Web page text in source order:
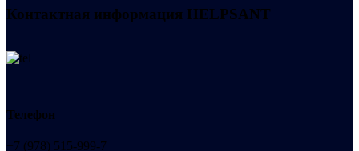
Контактная информация HELPSANT
Телефон
+7 (978) 515-999-7